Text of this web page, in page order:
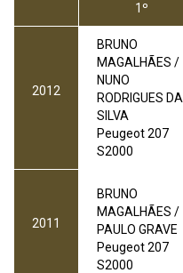
1º
2012
BRUNO
MAGALHÃES /
NUNO
RODRIGUES DA
SILVA
Peugeot 207
S2000
2011
BRUNO
MAGALHÃES /
PAULO GRAVE
Peugeot 207
S2000